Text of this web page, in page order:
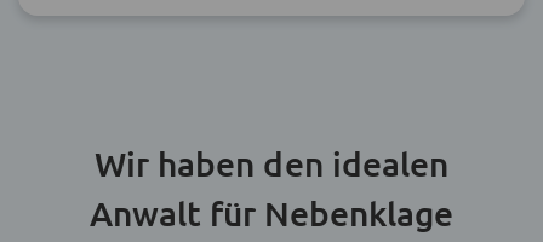
Wir haben den idealen
Anwalt für Nebenklage